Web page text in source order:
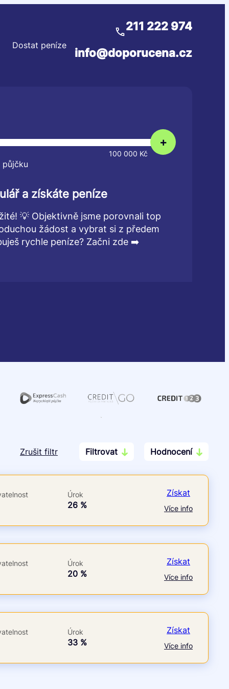
Dostat peníze
211 222 974
info@doporucena.cz
+
100 000 Kč
a získáte peníze
💡 Objektivně jsme porovnali top
žádost a vybrat si z předem
rychle peníze? Začni zde ➡️
Zrušit filtr Filtrovat
Hodnocení
Úrok
26 %
Získat
Více info
Úrok
20 %
Získat
Více info
Úrok
33 %
Získat
Více info